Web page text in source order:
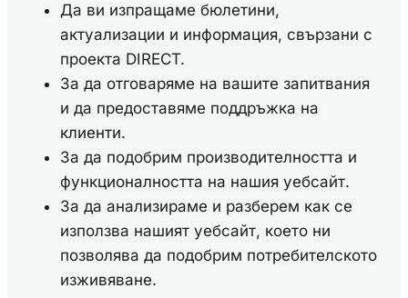
Да ви изпращаме бюлетини,
актуализации и информация, свързани с
проекта DIRECT.
За да отговаряме на вашите запитвания
и да предоставяме поддръжка на
клиенти.
За да подобрим производителността и
функционалността на нашия уебсайт.
За да анализираме и разберем как се
използва нашият уебсайт, което ни
позволява да подобрим потребителското
изживяване.